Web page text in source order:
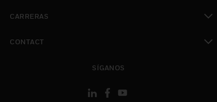
CARRERAS
CONTACT
SÍGANOS